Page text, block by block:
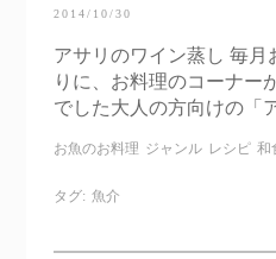
2014/10/30
アサリのワイン蒸し 毎月
りに、お料理のコーナー
でした大人の方向けの「
お魚のお料理 ジャンル レシピ 和
タグ: 魚介